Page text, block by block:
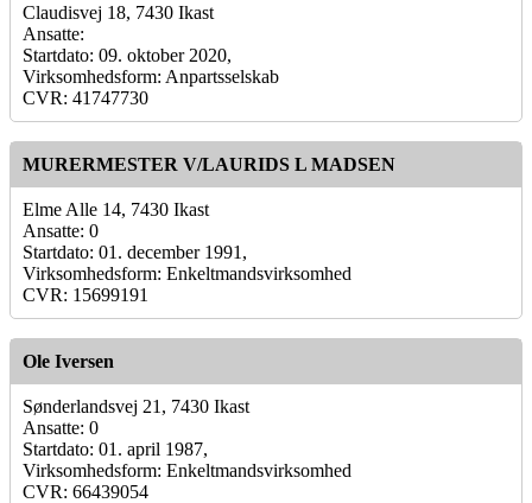
Claudisvej 18, 7430 Ikast
Ansatte:
Startdato: 09. oktober 2020,
Virksomhedsform: Anpartsselskab
CVR: 41747730
MURERMESTER V/LAURIDS L MADSEN
Elme Alle 14, 7430 Ikast
Ansatte: 0
Startdato: 01. december 1991,
Virksomhedsform: Enkeltmandsvirksomhed
CVR: 15699191
Ole Iversen
Sønderlandsvej 21, 7430 Ikast
Ansatte: 0
Startdato: 01. april 1987,
Virksomhedsform: Enkeltmandsvirksomhed
CVR: 66439054